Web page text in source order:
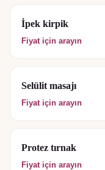
İpek kirpik
Fiyat için arayın
Selülit masajı
Fiyat için arayın
Protez tırnak
Fiyat için arayın